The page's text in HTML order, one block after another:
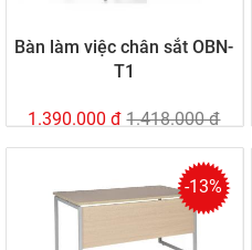
Bàn làm việc chân sắt OBN-
T1
1.390.000 đ 1.418.000 đ
-13%